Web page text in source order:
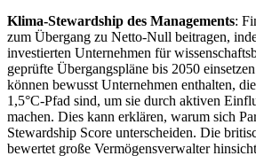
Klima-Stewardship des Managements:
zum Übergang zu Netto-Null beitragen,
investierten Unternehmen für
geprüfte Übergangspläne bis 2050
können bewusst Unternehmen enthalten,
1,5°C-Pfad sind, um sie durch aktiven
machen. Dies kann erklären, warum sich
Stewardship Score unterscheiden. Die
bewertet große Vermögensverwalter